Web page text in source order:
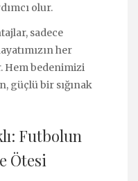
olur.
sadece
her
Hem bedenimizi
güçlü bir sığınak
Futbolun
Ötesi